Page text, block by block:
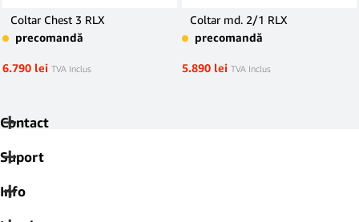
Coltar Chest 3 RLX
precomandă
6.790 lei TVA Inclus
Coltar md. 2/1 RLX
precomandă
5.890 lei TVA Inclus
Contact
Suport
Info